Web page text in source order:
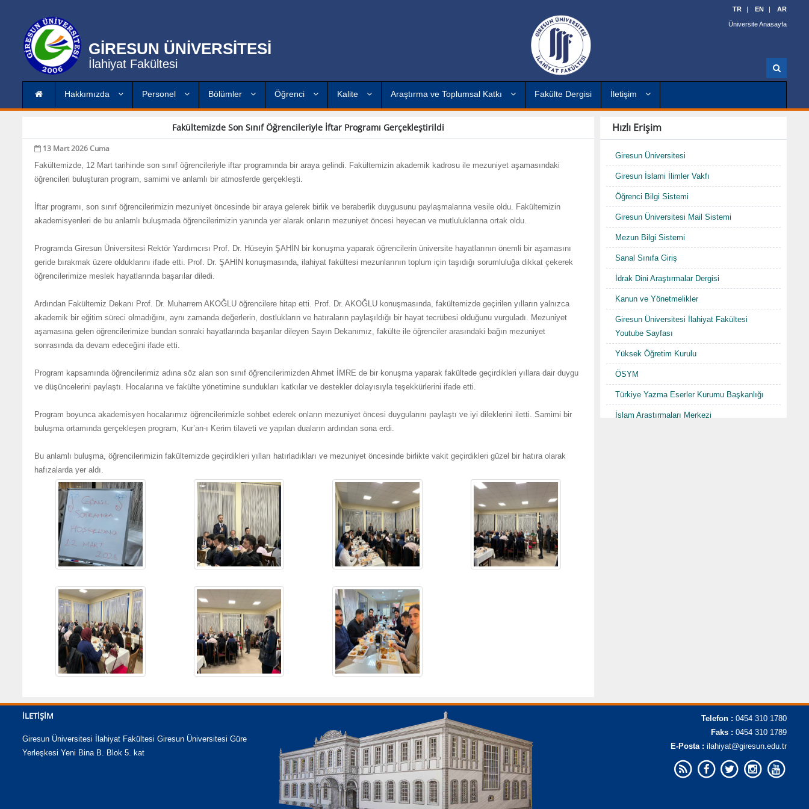
GİRESUN ÜNİVERSİTESİ
İlahiyat Fakültesi
TR EN AR
Üniversite Anasayfa
r
Hakkımızda Personel Bölümler Öğrenci Kalite Araştırma ve Toplumsal Katkı Fakülte Dergisi İletişim
Fakültemizde Son Sınıf Öğrencileriyle İftar Programı Gerçekleştirildi
13 Mart 2026 Cuma
Fakültemizde, 12 Mart tarihinde son sınıf öğrencileriyle iftar programında bir araya gelindi. Fakültemizin akademik kadrosu ile mezuniyet aşamasındaki
öğrencileri buluşturan program, samimi ve anlamlı bir atmosferde gerçekleşti.
İftar programı, son sınıf öğrencilerimizin mezuniyet öncesinde bir araya gelerek birlik ve beraberlik duygusunu paylaşmalarına vesile oldu. Fakültemizin
akademisyenleri de bu anlamlı buluşmada öğrencilerimizin yanında yer alarak onların mezuniyet öncesi heyecan ve mutluluklarına ortak oldu.
Programda Giresun Üniversitesi Rektör Yardımcısı Prof. Dr. Hüseyin ŞAHİN bir konuşma yaparak öğrencilerin üniversite hayatlarının önemli bir aşamasını
geride bırakmak üzere olduklarını ifade etti. Prof. Dr. ŞAHİN konuşmasında, ilahiyat fakültesi mezunlarının toplum için taşıdığı sorumluluğa dikkat çekerek
öğrencilerimize meslek hayatlarında başarılar diledi.
Ardından Fakültemiz Dekanı Prof. Dr. Muharrem AKOĞLU öğrencilere hitap etti. Prof. Dr. AKOĞLU konuşmasında, fakültemizde geçirilen yılların yalnızca
akademik bir eğitim süreci olmadığını, aynı zamanda değerlerin, dostlukların ve hatıraların paylaşıldığı bir hayat tecrübesi olduğunu vurguladı. Mezuniyet
aşamasına gelen öğrencilerimize bundan sonraki hayatlarında başarılar dileyen Sayın Dekanımız, fakülte ile öğrenciler arasındaki bağın mezuniyet
sonrasında da devam edeceğini ifade etti.
Program kapsamında öğrencilerimiz adına söz alan son sınıf öğrencilerimizden Ahmet İMRE de bir konuşma yaparak fakültede geçirdikleri yıllara dair duygu
ve düşüncelerini paylaştı. Hocalarına ve fakülte yönetimine sundukları katkılar ve destekler dolayısıyla teşekkürlerini ifade etti.
Program boyunca akademisyen hocalarımız öğrencilerimizle sohbet ederek onların mezuniyet öncesi duygularını paylaştı ve iyi dileklerini iletti. Samimi bir
buluşma ortamında gerçekleşen program, Kur’an-ı Kerim tilaveti ve yapılan duaların ardından sona erdi.
Bu anlamlı buluşma, öğrencilerimizin fakültemizde geçirdikleri yılları hatırladıkları ve mezuniyet öncesinde birlikte vakit geçirdikleri güzel bir hatıra olarak
hafızalarda yer aldı.
Hızlı Erişim
Giresun Üniversitesi
Giresun İslami İlimler Vakfı
Öğrenci Bilgi Sistemi
Giresun Üniversitesi Mail Sistemi
Mezun Bilgi Sistemi
Sanal Sınıfa Giriş
İdrak Dini Araştırmalar Dergisi
Kanun ve Yönetmelikler
Giresun Üniversitesi İlahiyat Fakültesi
Youtube Sayfası
Yüksek Öğretim Kurulu
ÖSYM
Türkiye Yazma Eserler Kurumu Başkanlığı
İslam Araştırmaları Merkezi
İLETIŞIM
Giresun Üniversitesi İlahiyat Fakültesi Giresun Üniversitesi Güre
Yerleşkesi Yeni Bina B. Blok 5. kat
Telefon : 0454 310 1780
Faks : 0454 310 1789
E-Posta : ilahiyat@giresun.edu.tr